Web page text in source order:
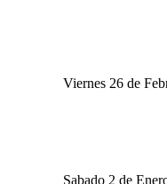
Viernes 26 de
Sabado 2 de